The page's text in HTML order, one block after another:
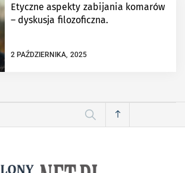
Etyczne aspekty zabijania komarów
– dyskusja filozoficzna.
2 PAŹDZIERNIKA, 2025